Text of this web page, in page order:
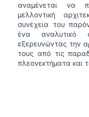
αναμένεται να
μελλοντική
συνέχεια του
ένα αναλυτικό
εξερευνώντας την
τους από τις
πλεονεκτήματα και